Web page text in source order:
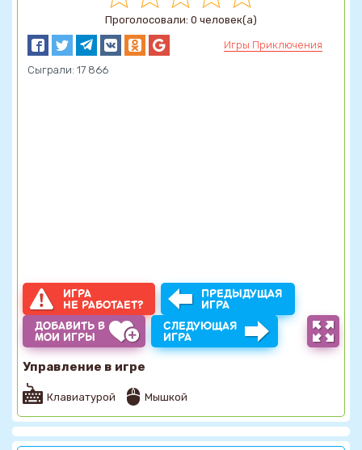
Проголосовали: 0 человек(а)
Игры Приключения
Сыграли: 17 866
ИГРА
НЕ РАБОТАЕТ?
ПРЕДЫДУЩАЯ
ИГРА
ДОБАВИТЬ В
МОИ ИГРЫ
СЛЕДУЮЩАЯ
ИГРА
Управление в игре
Клавиатурой Мышкой